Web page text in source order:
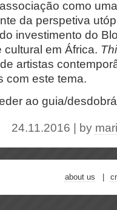
como
da perspetiva
investimento do
cultural em África.
artistas
com este tema.
ao guia/
24.11.2016 | by
about us